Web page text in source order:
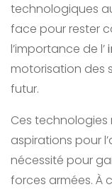
technologiques
face pour rester
l’importance de l’
motorisation des
futur.
Ces
aspirations pour
nécessité pour
forces armées. À